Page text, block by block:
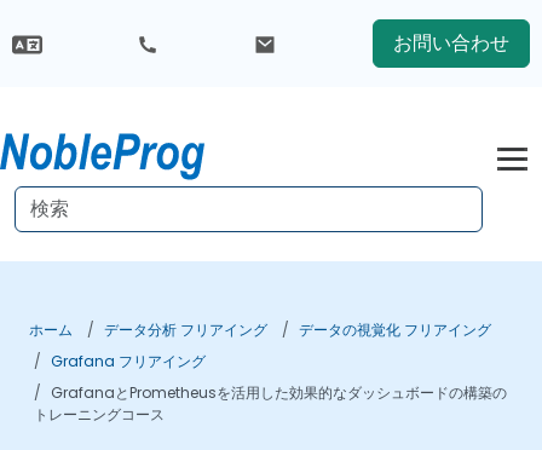
お問い合わせ
ホーム データ分析 フリアイング
データの視覚化 フリアイング
Grafana フリアイング
GrafanaとPrometheusを活用した効果的なダッシュボードの構築の
トレーニングコース